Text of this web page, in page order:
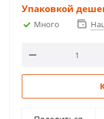
Упаковкой
Много